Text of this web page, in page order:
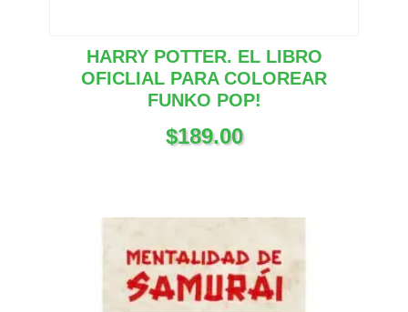
HARRY POTTER. EL LIBRO
OFICLIAL PARA COLOREAR
FUNKO POP!
$189.00